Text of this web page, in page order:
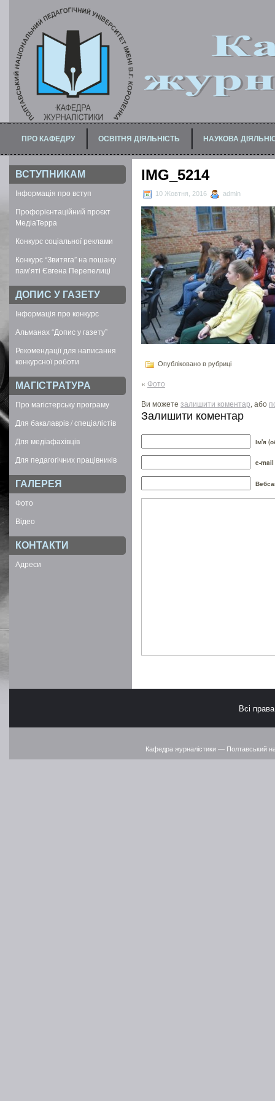
ПРО МАГІСТЕРСЬКУ ПРОГРАМУ ДЛЯ БАКАЛАВРІВ / СПЕЦІАЛІСТІВ
ПРО КАФЕДРУ ОСВІТНЯ ДІЯЛЬНІСТЬ НАУКОВА
ВСТУПНИКАМ
Інформація про вступ
Профорієнтаційний проєкт
МедіаТерра
Конкурс соціальної реклами
Конкурс “Звитяга” на пошану
пам’яті Євгена Перепелиці
ДОПИС У ГАЗЕТУ
Інформація про конкурс
Альманах “Допис у газету”
Рекомендації для написання
конкурсної роботи
МАГІСТРАТУРА
Про магістерську програму
Для бакалаврів / спеціалістів
Для медіафахівців
Для педагогічних працівників
ГАЛЕРЕЯ
Фото
Відео
КОНТАКТИ
Адреси
IMG_5214
10 Жовтня, 2016 admin
Опубліковано в рубриці
« Фото
Ви можете залишити коментар, або
Залишити коментар
Ім'я
e-mail
Всі
Кафедра журналістики — Полтавський